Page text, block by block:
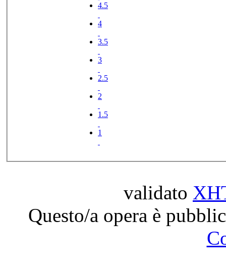
4.5
4
3.5
3
2.5
2
1.5
1
validato
Questo/a opera è